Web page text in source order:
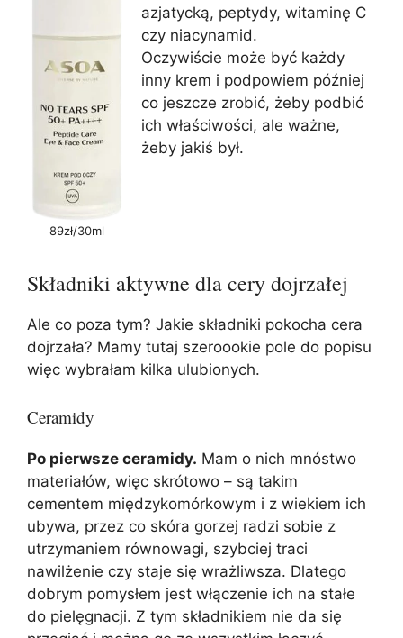
89zł/30ml
azjatycką, peptydy, witaminę C
czy niacynamid.
Oczywiście może być każdy
inny krem i podpowiem później
co jeszcze zrobić, żeby podbić
ich właściwości, ale ważne,
żeby jakiś był.
Składniki aktywne dla cery dojrzałej
Ale co poza tym? Jakie składniki pokocha cera
dojrzała? Mamy tutaj szeroookie pole do popisu
więc wybrałam kilka ulubionych.
Ceramidy
Po pierwsze ceramidy. Mam o nich mnóstwo
materiałów, więc skrótowo – są takim
cementem międzykomórkowym i z wiekiem ich
ubywa, przez co skóra gorzej radzi sobie z
utrzymaniem równowagi, szybciej traci
nawilżenie czy staje się wrażliwsza. Dlatego
dobrym pomysłem jest włączenie ich na stałe
do pielęgnacji. Z tym składnikiem nie da się